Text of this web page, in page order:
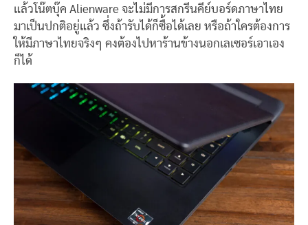
แล้วโน๊ตบุ๊ค Alienware จะไม่มีการสกรีนคีย์บอร์ดภาษาไทย
มาเป็นปกติอยู่แล้ว ซึ่งถ้ารับได้ก็ซื้อได้เลย หรือถ้าใครต้องการ
ให้มีภาษาไทยจริงๆ คงต้องไปหาร้านข้างนอกเลเซอร์เอาเอง
ก็ได้